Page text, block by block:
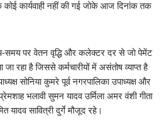
कार्यवाही नहीं की गई जोके आज दिनांक तक
समय पर वेतन वृद्धि और कलेक्टर दर से जो पेमेंट
जा रहा है जिससे कर्मचारीयों में असंतोष व्याप्त है
सोनिया कुमरे पूर्व नगरपालिका उपाध्यक्ष और
भलावी सुमन यादव उर्मिला अमर वंशी गीता
यादव सावित्री दुर्गे मौजूद रहे।